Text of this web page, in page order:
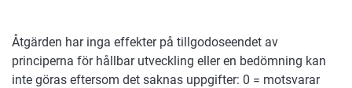
Åtgärden har inga effekter på tillgodoseendet av
principerna för hållbar utveckling eller en bedömning kan
inte göras eftersom det saknas uppgifter: 0 = motsvarar